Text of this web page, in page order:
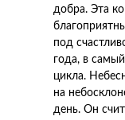
добра. Эта
под
года, в
цикла.
на
день. Он